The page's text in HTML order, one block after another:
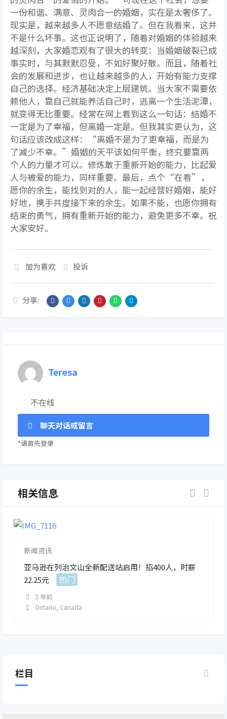
一份和谐、满意、灵肉合一的婚姻，实在是太奢侈了。
现实是，越来越多人不愿意结婚了。但在我看来，这并
不是什么坏事。这也正说明了，随着对婚姻的体验越来
越深刻，大家婚恋观有了很大的转变：当婚姻破裂已成
事实时，与其默默忍受，不如好聚好散。而且，随着社
会的发展和进步，也让越来越多的人，开始有能力支撑
自己的选择。经济基础决定上层建筑。当大家不需要依
赖他人，靠自己就能养活自己时，逃离一个生活泥潭，
就变得无比重要。经常在网上看到这么一句话：结婚不
一定是为了幸福，但离婚一定是。但我其实更认为，这
句话应该改成这样：“离婚不是为了更幸福，而是为
了减少不幸。”婚姻的天平该如何平衡，终究要靠两
个人的力量才可以。修炼敢于重新开始的能力，比起爱
人与被爱的能力，同样重要。最后，点个“在看”，
愿你的余生，能找到对的人，能一起经营好婚姻，能好
好地，携手共度接下来的余生。如果不能，也愿你拥有
结束的勇气，拥有重新开始的能力，避免更多不幸。祝
大家安好。
加为喜欢 投诉
分享:
Teresa
不在线
聊天对话或留言
*请首先登录
相关信息
新闻资讯
亚马逊在列治文山全新配送站启用！招400人，时薪
22.25元
热门
2 年前
Ontario, Canada
栏目